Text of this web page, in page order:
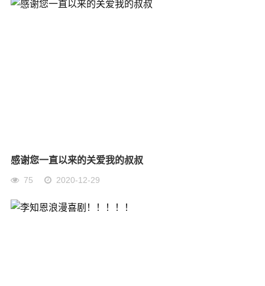
感谢您一直以来的关爱我的叔叔
75 2020-12-29